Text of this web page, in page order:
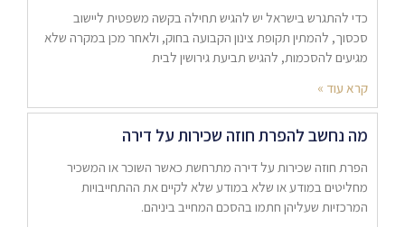
כדי להתגרש בישראל יש להגיש תחילה בקשה משפטית ליישוב
סכסוך, להמתין תקופת צינון הקבועה בחוק, ולאחר מכן במקרה שלא
מגיעים להסכמות, להגיש תביעת גירושין לבית
קרא עוד »
מה נחשב להפרת חוזה שכירות על דירה
הפרת חוזה שכירות על דירה מתרחשת כאשר השוכר או המשכיר
מחליטים במודע או שלא במודע שלא לקיים את ההתחייבויות
המרכזיות שעליהן חתמו בהסכם המחייב ביניהם.